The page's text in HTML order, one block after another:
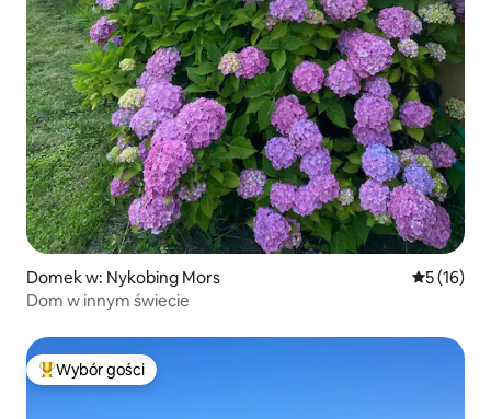
Domek w: Nykobing Mors Średnia
5 (16)
Dom w innym świecie
Najpopularniejsze z kategorii Wybór gości
Wybór gości